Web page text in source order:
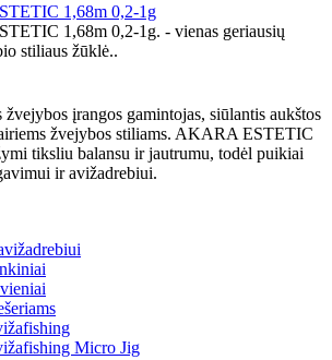
1,68m 0,2-1g
1,68m 0,2-1g. - vienas geriausių
stiliaus žūklė..
įrangos gamintojas, siūlantis aukštos
žvejybos stiliams. AKARA ESTETIC
tiksliu balansu ir jautrumu, todėl puikiai
ir avižadrebiui.
Micro Jig